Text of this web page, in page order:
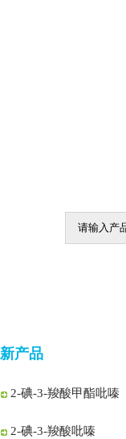
新产品
3-羟基吡嗪-2-酰胺
2-碘-3-羧酸甲酯吡嗪
2-碘-3-羧酸吡嗪